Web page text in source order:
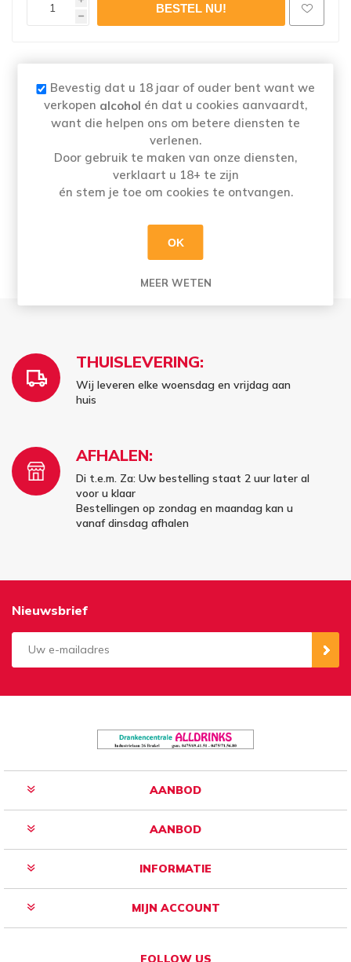
h
Merk: SPORTZOT
Categorie: Alcoholarm en alcoholvrij
Alcoholpercentage: 0,4%
Sportzot is het eerste alcoholvrije speciaalbier
en streekbieren met smaak in België. Door het
gebruik van aromatische hop heeft het een
complex karakter met toetsen van citrus.
THUISLEVERING:
Wij leveren elke woensdag en vrijdag aan
huis
AFHALEN:
Di t.e.m. Za: Uw bestelling staat 2 uur later al
voor u klaar
Bestellingen op zondag en maandag kan u
vanaf dinsdag afhalen
Nieuwsbrief
AANBOD
AANBOD
INFORMATIE
MIJN ACCOUNT
FOLLOW US
Bevestig dat u 18 jaar of ouder bent want we
verkopen alcohol én dat u cookies aanvaardt,
want die helpen ons om betere diensten te
verlenen.
Door gebruik te maken van onze diensten,
verklaart u 18+ te zijn
én stem je toe om cookies te ontvangen.
OK
MEER WETEN